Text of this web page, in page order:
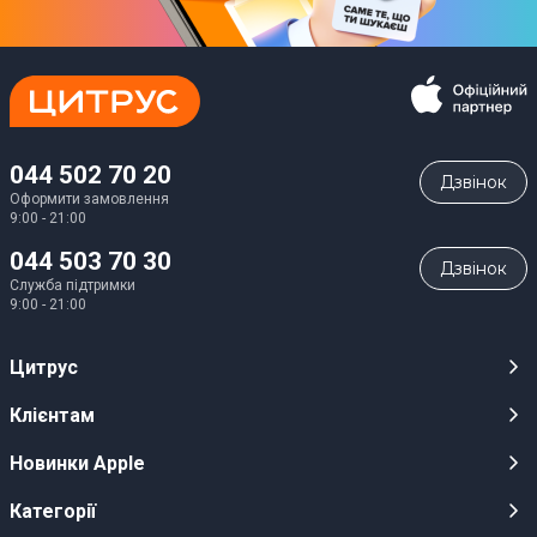
044 502 70 20
Оформити замовлення
9:00 - 21:00
Дзвiнок
044 503 70 30
Служба підтримки
9:00 - 21:00
Дзвiнок
Цитрус
Кар’єра
Оптовим клієнтам
Клієнтам
Публічні оферти
Новинки Apple
iPhone 17
Категорії